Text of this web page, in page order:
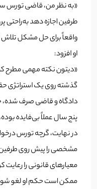
«به نظر من، قاضی تورس
طرفین اجازه دهد به‌راحتی
واقعاً برای حل مشکل تلاش
او افزود:
گذشته روی یک استراتژی
دادگاه و قاضی صرف شده،
پنج سال عملاً بی‌فایده
در نهایت، گرچه تورس
معیارهای قانونی را رعایت
ممکن است حکم او لغو